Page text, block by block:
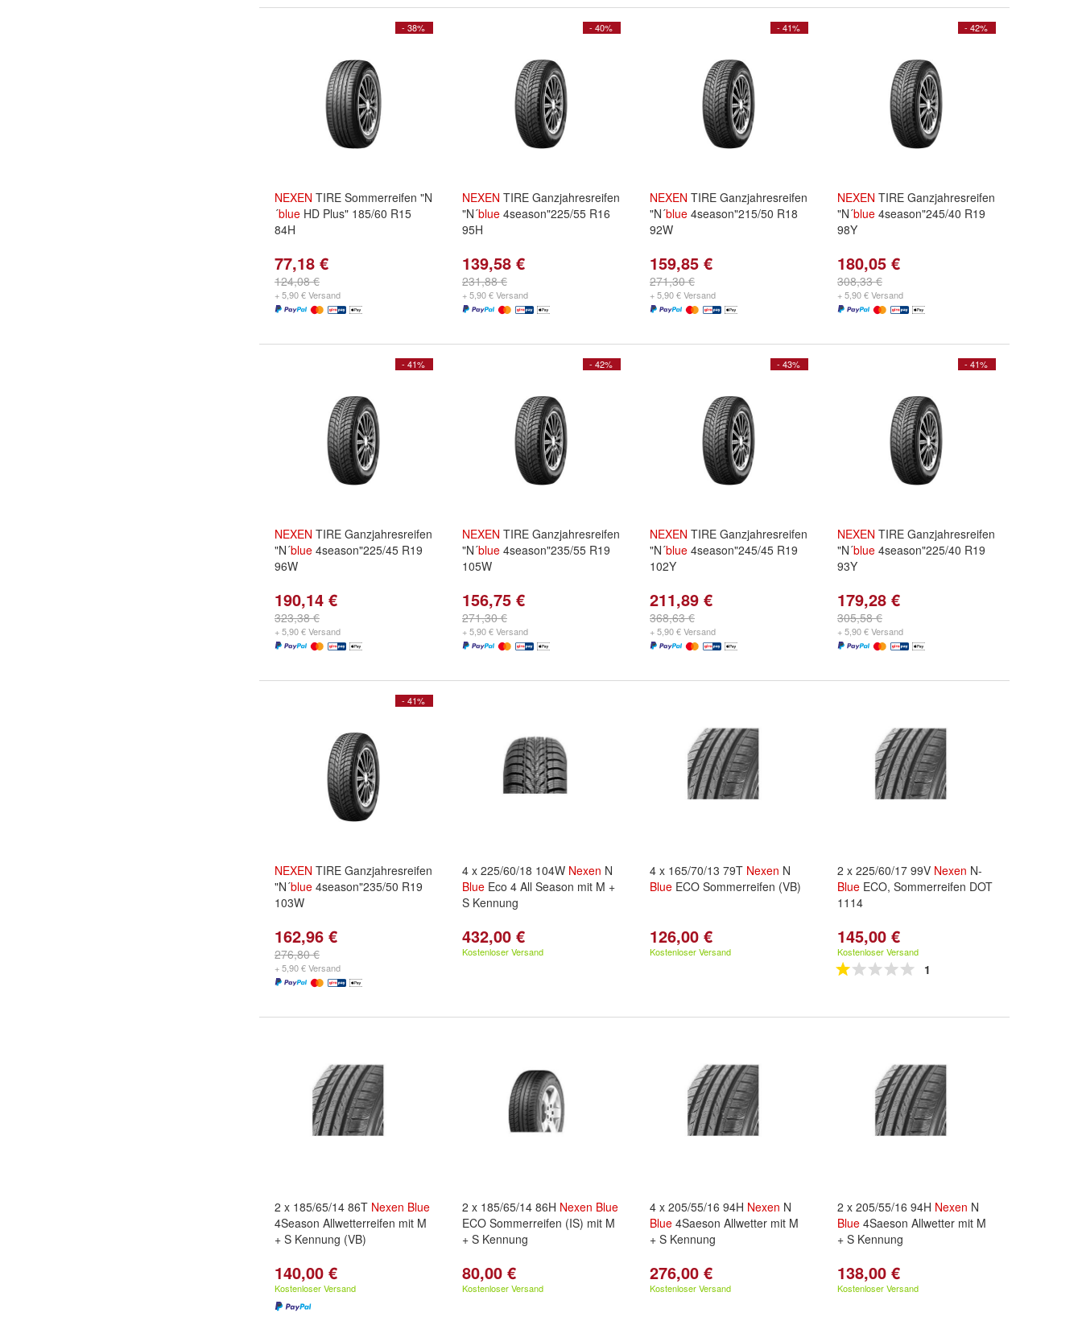
- 38%
NEXEN TIRE Sommerreifen "N
´blue HD Plus" 185/60 R15
84H
77,18 €
124,08 €
+ 5,90 € Versand
- 40%
NEXEN TIRE Ganzjahresreifen
"N´blue 4season"225/55 R16
95H
139,58 €
231,88 €
+ 5,90 € Versand
- 41%
NEXEN TIRE Ganzjahresreifen
"N´blue 4season"215/50 R18
92W
159,85 €
271,30 €
+ 5,90 € Versand
- 42%
NEXEN TIRE Ganzjahresreifen
"N´blue 4season"245/40 R19
98Y
180,05 €
308,33 €
+ 5,90 € Versand
- 41%
NEXEN TIRE Ganzjahresreifen
"N´blue 4season"225/45 R19
96W
190,14 €
323,38 €
+ 5,90 € Versand
- 42%
NEXEN TIRE Ganzjahresreifen
"N´blue 4season"235/55 R19
105W
156,75 €
271,30 €
+ 5,90 € Versand
- 43%
NEXEN TIRE Ganzjahresreifen
"N´blue 4season"245/45 R19
102Y
211,89 €
368,63 €
+ 5,90 € Versand
- 41%
NEXEN TIRE Ganzjahresreifen
"N´blue 4season"225/40 R19
93Y
179,28 €
305,58 €
+ 5,90 € Versand
- 41%
NEXEN TIRE Ganzjahresreifen
"N´blue 4season"235/50 R19
103W
162,96 €
276,80 €
+ 5,90 € Versand
4 x 225/60/18 104W Nexen N
Blue Eco 4 All Season mit M +
S Kennung
432,00 €
Kostenloser Versand
4 x 165/70/13 79T Nexen N
Blue ECO Sommerreifen (VB)
126,00 €
Kostenloser Versand
2 x 225/60/17 99V Nexen N-
Blue ECO, Sommerreifen DOT
1114
145,00 €
Kostenloser Versand
1
2 x 185/65/14 86T Nexen Blue
4Season Allwetterreifen mit M
+ S Kennung (VB)
140,00 €
Kostenloser Versand
2 x 185/65/14 86H Nexen Blue
ECO Sommerreifen (IS) mit M
+ S Kennung
80,00 €
Kostenloser Versand
4 x 205/55/16 94H Nexen N
Blue 4Saeson Allwetter mit M
+ S Kennung
276,00 €
Kostenloser Versand
2 x 205/55/16 94H Nexen N
Blue 4Saeson Allwetter mit M
+ S Kennung
138,00 €
Kostenloser Versand